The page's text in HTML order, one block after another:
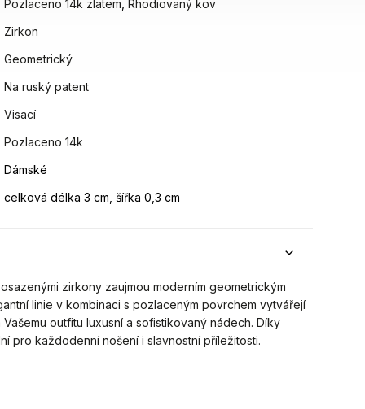
zirkony zaujmou moderním geometrickým
linie v kombinaci s pozlaceným povrchem vytvářejí
outfitu luxusní a sofistikovaný nádech. Díky
pro každodenní nošení i slavnostní příležitosti.
Pozlaceno 14k zlatem ,Rhodiovaný kov
Zirkon
Geometrický
Na ruský patent
Visací
Pozlaceno 14k
Dámské
celková délka 3 cm, šířka 0,3 cm